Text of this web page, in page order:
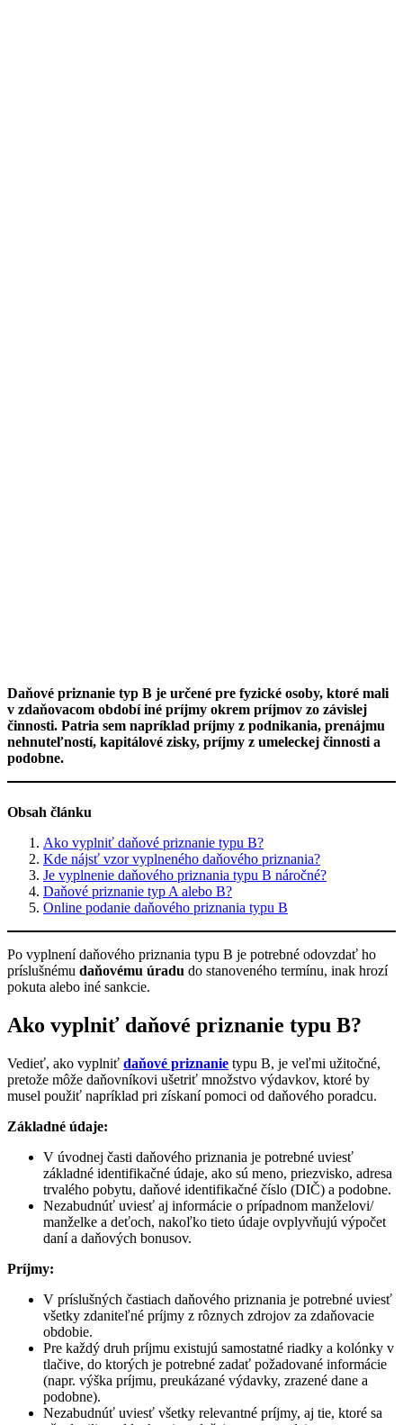
Daňové priznanie typ B je určené pre fyzické osoby, ktoré mali
v zdaňovacom období iné príjmy okrem príjmov zo závislej
činnosti. Patria sem napríklad príjmy z podnikania, prenájmu
nehnuteľností, kapitálové zisky, príjmy z umeleckej činnosti a
podobne.
Obsah článku
Ako vyplniť daňové priznanie typu B?
Kde nájsť vzor vyplneného daňového priznania?
Je vyplnenie daňového priznania typu B náročné?
Daňové priznanie typ A alebo B?
Online podanie daňového priznania typu B
Po vyplnení daňového priznania typu B je potrebné odovzdať ho
príslušnému daňovému úradu do stanoveného termínu, inak hrozí
pokuta alebo iné sankcie.
Ako vyplniť daňové priznanie typu B?
Vedieť, ako vyplniť daňové priznanie typu B, je veľmi užitočné,
pretože môže daňovníkovi ušetriť množstvo výdavkov, ktoré by
musel použiť napríklad pri získaní pomoci od daňového poradcu.
Základné údaje:
V úvodnej časti daňového priznania je potrebné uviesť
základné identifikačné údaje, ako sú meno, priezvisko, adresa
trvalého pobytu, daňové identifikačné číslo (DIČ) a podobne.
Nezabudnúť uviesť aj informácie o prípadnom manželovi/
manželke a deťoch, nakoľko tieto údaje ovplyvňujú výpočet
daní a daňových bonusov.
Príjmy:
V príslušných častiach daňového priznania je potrebné uviesť
všetky zdaniteľné príjmy z rôznych zdrojov za zdaňovacie
obdobie.
Pre každý druh príjmu existujú samostatné riadky a kolónky v
tlačive, do ktorých je potrebné zadať požadované informácie
(napr. výška príjmu, preukázané výdavky, zrazené dane a
podobne).
Nezabudnúť uviesť všetky relevantné príjmy, aj tie, ktoré sa